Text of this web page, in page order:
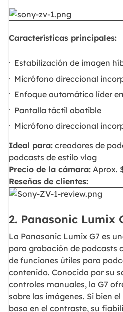
Características principales:
Estabilización de imagen
Micrófono direccional
Enfoque automático líder
Pantalla táctil abatible
Micrófono direccional
Ideal para:creadores de
podcasts de estilo vlog
Precio de la cámara:Aprox.
Reseñas de clientes:
2. Panasonic Lumix
La Panasonic Lumix G7 es
para grabación de podcasts
de funciones útiles para
contenido. Conocida por su
controles manuales, la G7
sobre las imágenes. Si bien
basa en el contraste, su